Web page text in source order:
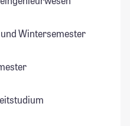
Wintersemester